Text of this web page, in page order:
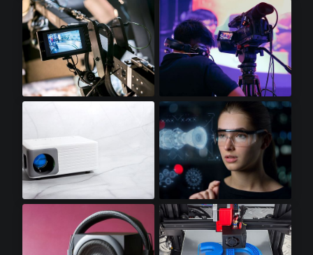
SSD卡​ LED照明​
专业摄像机​
增强显示​